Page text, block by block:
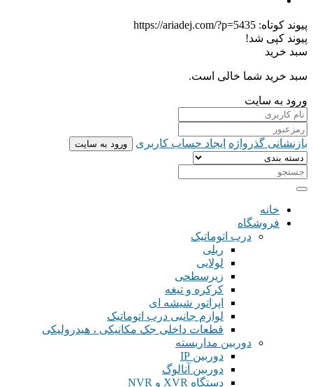
پیوند کوتاه: https://ariadej.com/?p=5435
پیوند کپی شد!
سبد خرید
سبد خرید شما خالی است.
ورود به سایت
بازنشانی گذرواژه ایجاد حساب کاربری ورود به سایت
خانه
فروشگاه
درب اتوماتیک
ریلی
لولایی
زیرسطحی
کرکره و تیغه
اپراتور شیشه ای
لوازم جانبی درب اتوماتیک
قطعات داخلی جک مکانیکی ، هیدرولیکی
دوربین مداربسته
دوربین IP
دوربین آنالوگ
دستگاه XVR و NVR